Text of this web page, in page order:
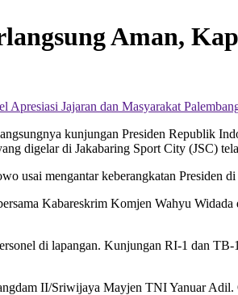
Aman,
kunjungan Presiden Republik
digelar di Jakabaring Sport City (JSC)
usai mengantar keberangkatan Presiden
Kabareskrim Komjen Wahyu
di lapangan. Kunjungan RI-1 dan
II/Sriwijaya Mayjen TNI Yanuar